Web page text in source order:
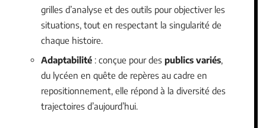
grilles d’analyse et des outils pour objectiver les
situations, tout en respectant la singularité de
chaque histoire.
Adaptabilité : conçue pour des publics variés,
du lycéen en quête de repères au cadre en
repositionnement, elle répond à la diversité des
trajectoires d’aujourd’hui.